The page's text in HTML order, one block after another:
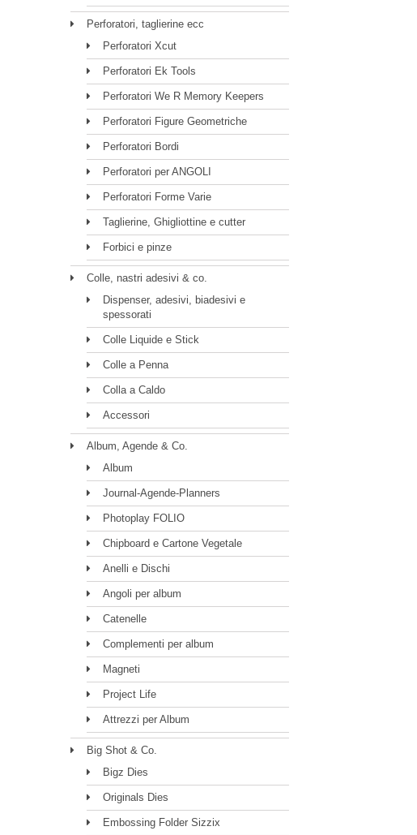
Perforatori, taglierine ecc
Perforatori Xcut
Perforatori Ek Tools
Perforatori We R Memory Keepers
Perforatori Figure Geometriche
Perforatori Bordi
Perforatori per ANGOLI
Perforatori Forme Varie
Taglierine, Ghigliottine e cutter
Forbici e pinze
Colle, nastri adesivi & co.
Dispenser, adesivi, biadesivi e
spessorati
Colle Liquide e Stick
Colle a Penna
Colla a Caldo
Accessori
Album, Agende & Co.
Album
Journal-Agende-Planners
Photoplay FOLIO
Chipboard e Cartone Vegetale
Anelli e Dischi
Angoli per album
Catenelle
Complementi per album
Magneti
Project Life
Attrezzi per Album
Big Shot & Co.
Bigz Dies
Originals Dies
Embossing Folder Sizzix